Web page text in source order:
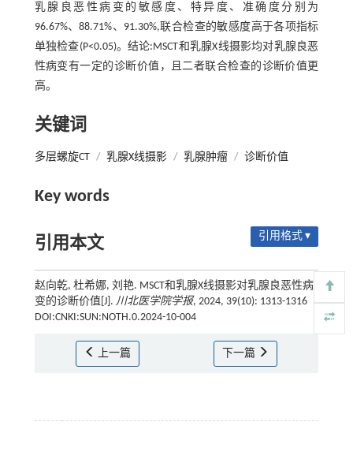
乳腺良恶性病变的敏感度、特异度、准确度分别为
96.67%、88.71%、91.30%,联合检查的敏感度高于各项指标
单独检查(P<0.05)。结论:MSCT和乳腺X线摄影均对乳腺良恶
性病变有一定的诊断价值，且二者联合检查的诊断价值更
高。
关键词
多层螺旋CT / 乳腺X线摄影 / 乳腺肿瘤 / 诊断价值
Key words
引用本文 引用格式 ▾
赵向乾, 杜希娜, 刘艳. MSCT和乳腺X线摄影对乳腺良恶性病
变的诊断价值[J]. 川北医学院学报, 2024, 39(10): 1313-1316
DOI:CNKI:SUN:NOTH.0.2024-10-004
上一篇 下一篇